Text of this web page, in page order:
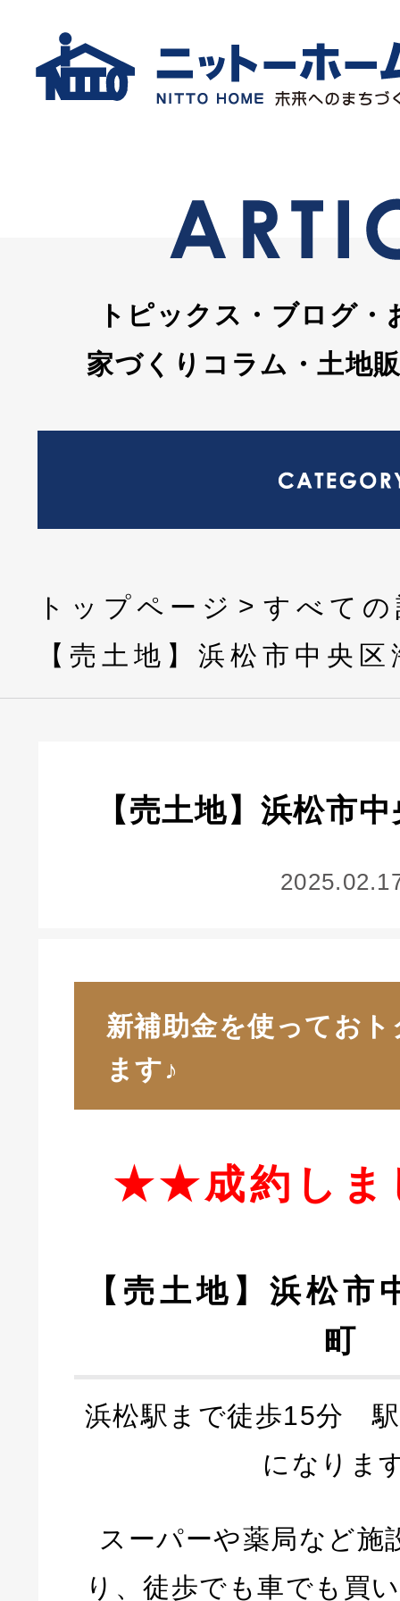
トピックス・ブログ・
家づくりコラム・土地
トップページ
すべて
【売土地】浜松市中央
【売土地】浜松市
新補助金を使ってお
ます♪
★★成約し
【売土地】浜松市
町
浜松駅まで徒歩15分
になりま
スーパーや薬局など施
り、徒歩でも車でも買